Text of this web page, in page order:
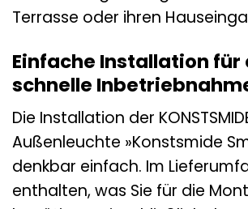
Terrasse oder ihren
Einfache Installation für
schnelle
Die Installation der
Außenleuchte »Konstsmide
denkbar einfach. Im
enthalten, was Sie für die